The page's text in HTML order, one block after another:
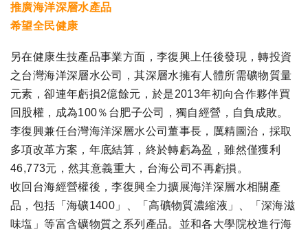
推廣海洋深層水產品
希望全民健康
另在健康生技產品事業方面，李復興上任後發現，轉投資
之台灣海洋深層水公司，其深層水擁有人體所需礦物質量
元素，卻連年虧損2億餘元，於是2013年初向合作夥伴買
回股權，成為100％台肥子公司，獨自經營，自負成敗。
李復興兼任台灣海洋深層水公司董事長，厲精圖治，採取
多項改革方案，年底結算，終於轉虧為盈，雖然僅獲利
46,773元，然其意義重大，台海公司不再虧損。
收回台海經營權後，李復興全力擴展海洋深層水相關產
品，包括「海礦1400」、「高礦物質濃縮液」、「深海滋
味塩」等富含礦物質之系列產品。並和各大學院校進行海